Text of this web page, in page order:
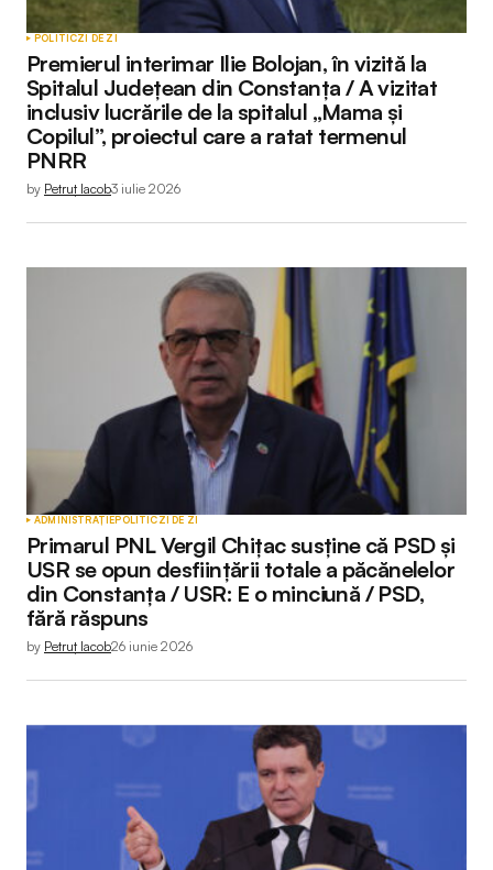
POLITICZI DE ZI
Premierul interimar Ilie Bolojan, în vizită la
Spitalul Județean din Constanța / A vizitat
inclusiv lucrările de la spitalul „Mama și
Copilul”, proiectul care a ratat termenul
PNRR
by Petruț Iacob3 iulie 2026
ADMINISTRAȚIEPOLITICZI DE ZI
Primarul PNL Vergil Chițac susține că PSD și
USR se opun desființării totale a păcănelelor
din Constanța / USR: E o minciună / PSD,
fără răspuns
by Petruț Iacob26 iunie 2026